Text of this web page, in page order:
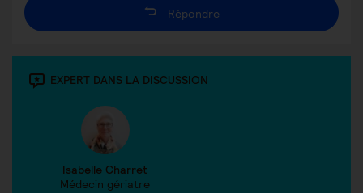
Répondre
EXPERT DANS LA DISCUSSION
Isabelle Charret
Médecin gériatre